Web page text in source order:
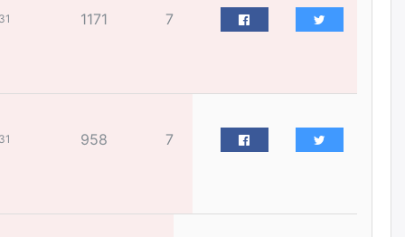
Барилгын салбарын 100
Монгол Улсад 162 вагон - 9720
тонн АИ-92 орж иржээ
Jade Gas: 1.1 тэрбум австрали
1171 7
958 7